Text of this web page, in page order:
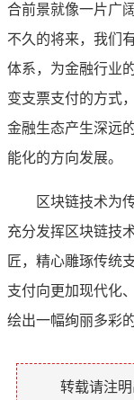
合前景就像一片广
不久的将来，我们
体系，为金融行业
变支票支付的方式
金融生态产生深远
能化的方向发展。
区块链技术为
充分发挥区块链技
匠，精心雕琢传统
支付向更加现代化
绘出一幅绚丽多彩
转载请注明